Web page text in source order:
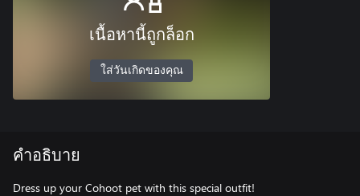
เนื้อหานี้ถูกล็อก
ใส่วันเกิดของคุณ
คำอธิบาย
Dress up your Cohoot pet with this special outfit!